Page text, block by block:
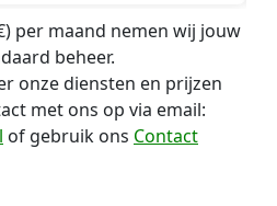
per maand nemen wij jouw
beheer.
onze diensten en prijzen
met ons op via email:
of gebruik ons Contact